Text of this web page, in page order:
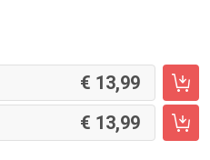
13,99
13,99